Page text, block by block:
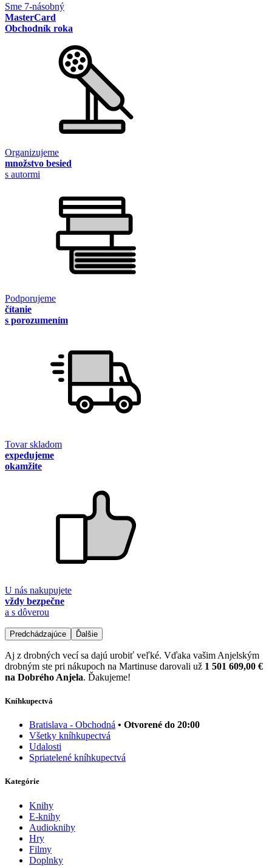
Sme 7-násobný
MasterCard
Obchodník roka
Organizujeme
množstvo besied
s autormi
Podporujeme
čítanie
s porozumením
Tovar skladom
expedujeme
okamžite
U nás nakupujete
vždy bezpečne
a s dôverou
Predchádzajúce Ďalšie
Aj z drobných vecí sa dajú urobiť veľké. Vďaka vašim Anjelským
drobným ste pri nákupoch na Martinuse darovali už 1 501 609,00 €
na Dobrého Anjela. Ďakujeme!
Kníhkupectvá
Bratislava - Obchodná • Otvorené do 20:00
Všetky kníhkupectvá
Udalosti
Spriatelené kníhkupectvá
Kategórie
Knihy
E-knihy
Audioknihy
Hry
Filmy
Doplnky